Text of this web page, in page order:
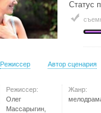
Статус
Режиссер Автор сценария
Режиссер:
Олег
Массарыгин,
Жанр: